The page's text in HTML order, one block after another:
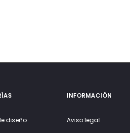
diseño
INFORMACIÓN
Aviso legal